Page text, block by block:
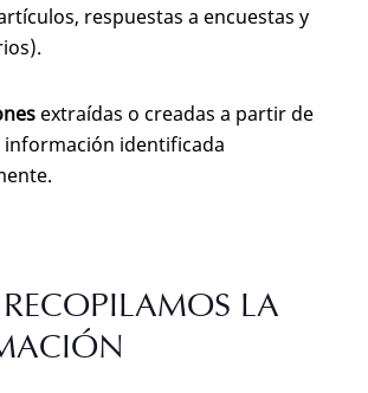
respuestas a encuestas y
extraídas o creadas a partir de
identificada
LA